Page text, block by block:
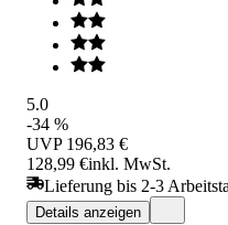
5.0
-34 %
UVP 196,83 €
128,99 €inkl. MwSt.
Lieferung bis 2-3
Details anzeigen